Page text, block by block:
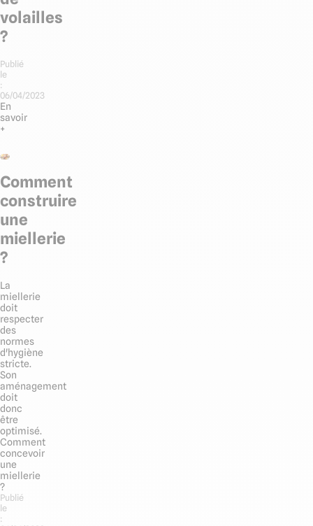
volailles
?
Publié
le
:
06/04/2023
En
savoir
+
Comment
construire
une
miellerie
?
La
miellerie
doit
respecter
des
normes
d'hygiène
stricte.
Son
aménagement
doit
donc
être
optimisé.
Comment
concevoir
une
miellerie
?
Publié
le
: